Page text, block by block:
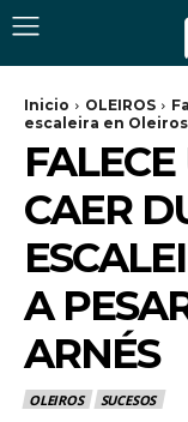
Inicio OLEIROS
escaleira en
CAER
A
ARNÉS
OLEIROS SUCESOS